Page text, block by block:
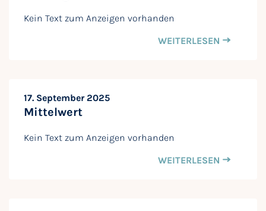
Kein Text zum Anzeigen vorhanden
WEITERLESEN
17. September 2025
Mittelwert
Kein Text zum Anzeigen vorhanden
WEITERLESEN